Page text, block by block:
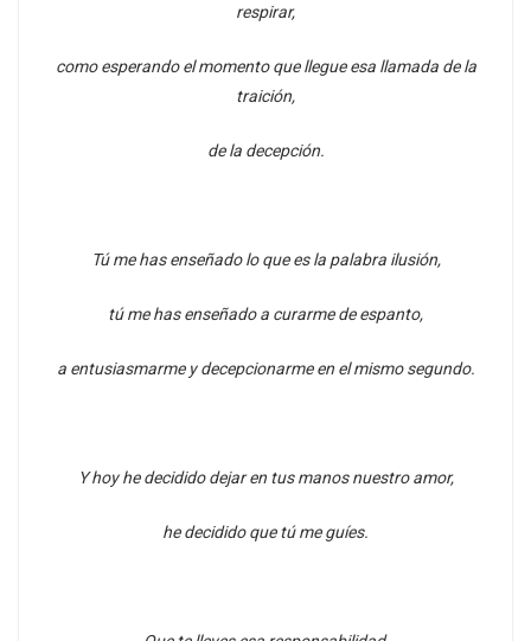
respirar,
como esperando el momento que llegue esa llamada de la
traición,
de la decepción.
Tú me has enseñado lo que es la palabra ilusión,
tú me has enseñado a curarme de espanto,
a entusiasmarme y decepcionarme en el mismo segundo.
Y hoy he decidido dejar en tus manos nuestro amor,
he decidido que tú me guíes.